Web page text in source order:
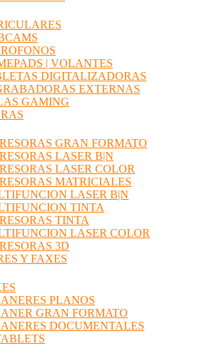
| VOLANTES
DIGITALIZADORAS
EXTERNAS
GAMING
GRAN FORMATO
LASER B|N
LASER COLOR
MATRICIALES
LASER B|N
TINTA
TINTA
LASER COLOR
3D
Y FAXES
PLANOS
GRAN FORMATO
DOCUMENTALES